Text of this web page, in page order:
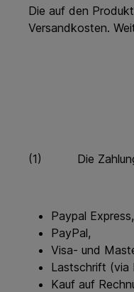
Die auf den
Versandkosten.
(1) Die Zahlung
Paypal Express,
PayPal,
Visa- und
Lastschrift (via
Kauf auf